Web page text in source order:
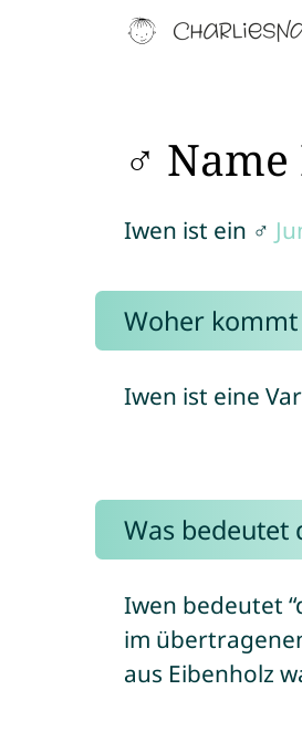
♂
Iwen ist ein ♂
Woher
Iwen ist eine
Was bedeutet
Iwen bedeutet
im
aus Eibenholz